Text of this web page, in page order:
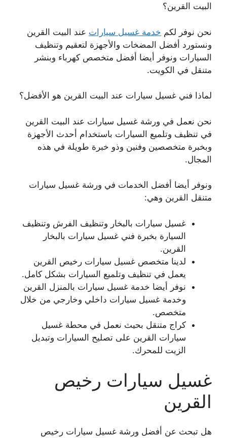
البيت القرين؟
نحن نوفر لكم خدمة غسيل سيارات عند البيت القرين
ونستورد أفضل المضخات والأجهزة لتعقيم وتنظيف
السيارات ونوفر أيضا أفضل متخصص كهرباء وبنشر
متنقل في الكويت.
لماذا فني غسيل سيارات عند البيت القرين هو الأفضل؟
نحن نعمل في ورشة غسيل سيارات عند البيت القرين
في تنظيف وتلميع السيارات باستخدام أحدث الأجهزة
وبخبرة متخصصين وفنين وذو خبرة طويلة في هذه
المجال.
ونوفر أيضا أفضل الخدمات في ورشة غسيل سيارات
متنقل القرين وهي:
غسيل سيارات بالبخار وتنظيف الفرش وتنظيف
السيارة بخبرة فني غسيل سيارات بالبخار
القرين.
لدينا متخصص غسيل سيارات رخيص القرين
يعمل في تنظيف وتلميع السيارات بشكل كامل.
نوفر أيضا خدمة غسيل سيارات بالمنزل القرين
وخدمة غسيل سيارات داخلي وخارجي من خلال
متخصص.
كراج متنقل بحيث نعمل في محطة غسيل
سيارات القرين على تصليح السيارات وتبديل
الزيت للمحرك.
غسيل سيارات رخيص
القرين
هل تبحث عن أفضل ورشة غسيل سيارات رخيص